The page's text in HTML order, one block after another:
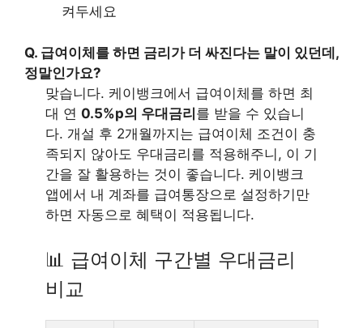
켜두세요
Q. 급여이체를 하면 금리가 더 싸진다는 말이 있던데,
정말인가요?
맞습니다. 케이뱅크에서 급여이체를 하면 최
대 연 0.5%p의 우대금리를 받을 수 있습니
다. 개설 후 2개월까지는 급여이체 조건이 충
족되지 않아도 우대금리를 적용해주니, 이 기
간을 잘 활용하는 것이 좋습니다. 케이뱅크
앱에서 내 계좌를 급여통장으로 설정하기만
하면 자동으로 혜택이 적용됩니다.
📊 급여이체 구간별 우대금리
비교